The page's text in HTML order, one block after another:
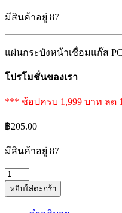
มีสินค้าอยู่ 87
แผ่นกระบังหน้าเชื่อมแก๊ส PC
โปรโมชั่นของเรา
*** ช้อปครบ 1,999 บาท ลด
฿205.00
มีสินค้าอยู่ 87
แผ่น
กระ
หยิบใส่ตะกร้า